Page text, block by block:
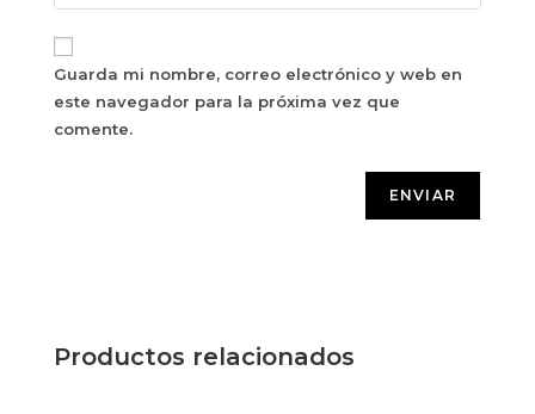
Guarda mi nombre, correo electrónico y web en
este navegador para la próxima vez que
comente.
Productos relacionados